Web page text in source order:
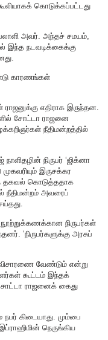
கொடுக்கப்பட்டது
அவர். அந்தச் சமயம்,
இந்த நடவடிக்கைக்கு
காரணங்கள்
எதிராக இருந்தன.
சோட்டா ராஜனை
நீதிமன்றத்தில்
நிருபர் ‘ஜிக்னா
இருசக்கர
தகவல் கொடுத்ததாக
நீதிமன்றம் அவரைப்
நிருபர்கள்
‘நிருபர்களுக்கு அரசுப்
விசாரணை வேண்டும் என்று
கூட்டம் இந்தக்
ராஜனைக் கைது
கிடையாது. மும்பை
நெருங்கிய